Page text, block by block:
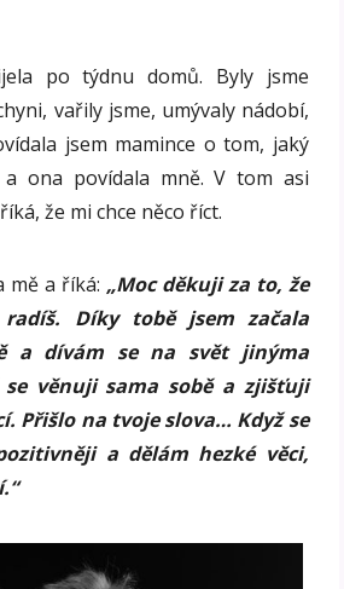
po týdnu domů. Byly jsme
vařily jsme, umývaly nádobí,
jsem mamince o tom, jaký
ona povídala mně. V tom asi
že mi chce něco říct.
mě a říká: „Moc děkuji za to, že
Díky tobě jsem začala
a dívám se na svět jinýma
se věnuji sama sobě a zjišťuji
Přišlo na tvoje slova… Když se
a dělám hezké věci,